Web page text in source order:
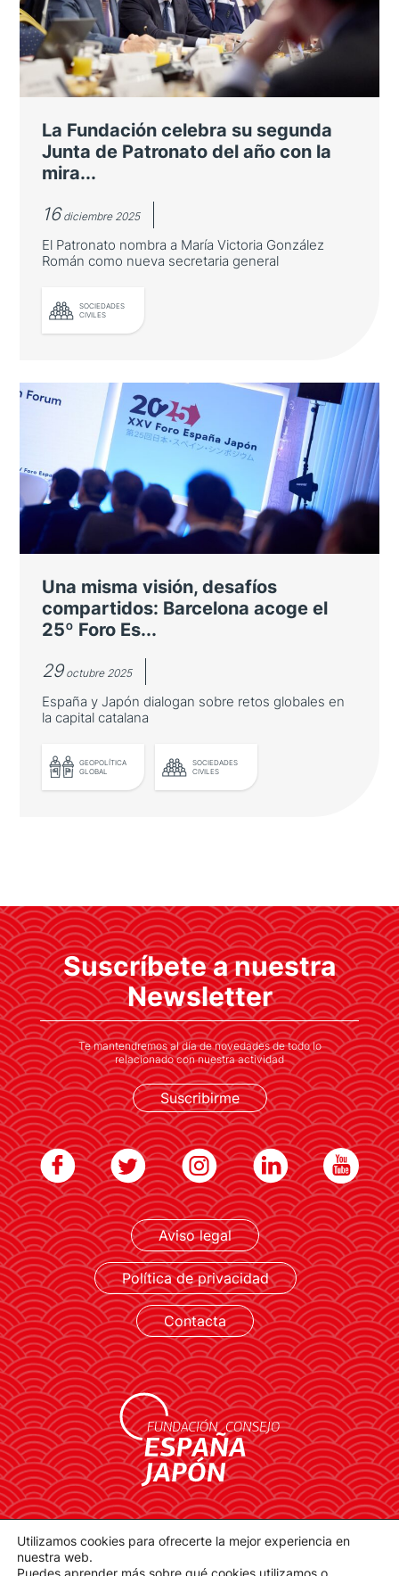
Oesía y Atlantic Copper se suman al órgano
de gobierno de la entidad, que abordó la
evolución de las relaciones bilaterales y los
LEER MÁS
La Fundación celebra su segunda
Junta de Patronato del año con la
mira...
16 diciembre 2025
El Patronato nombra a María Victoria González
Román como nueva secretaria general
SOCIEDADES
CIVILES
La Fundación celebra su segunda
Junta de Patronato del año con la
mirada puesta en 2026
El Patronato nombra a María Victoria
González Román como nueva secretaria
general
LEER MÁS
Una misma visión, desafíos
compartidos: Barcelona acoge el
25º Foro Es...
29octubre 2025
España y Japón dialogan sobre retos globales en
la capital catalana
GEOPOLÍTICA
GLOBAL
SOCIEDADES
CIVILES
25º Foro España Japón
España y Japón dialogan sobre retos globales
en la capital catalana
LEER MÁS
Suscríbete a nuestra
Newsletter
Te mantendremos al día de novedades de todo lo
relacionado con nuestra actividad
Suscribirme
Aviso legal
Política de privacidad
Contacta
contacto@spainjapanfoundation.com
Plaza de la Provincia, 1. 28012 Madrid
Utilizamos cookies para ofrecerte la mejor experiencia en
nuestra web.
Puedes aprender más sobre qué cookies utilizamos o